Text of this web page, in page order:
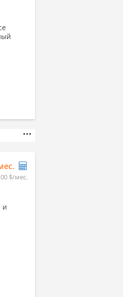
$/мес.
и